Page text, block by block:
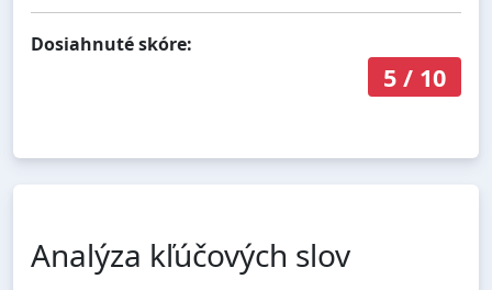
Dosiahnuté skóre:
5/ 10
Analýza kľúčových slov